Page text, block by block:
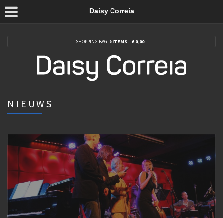
Daisy Correia
SHOPPING BAG: 0 ITEMS €0,00
NIEUWS